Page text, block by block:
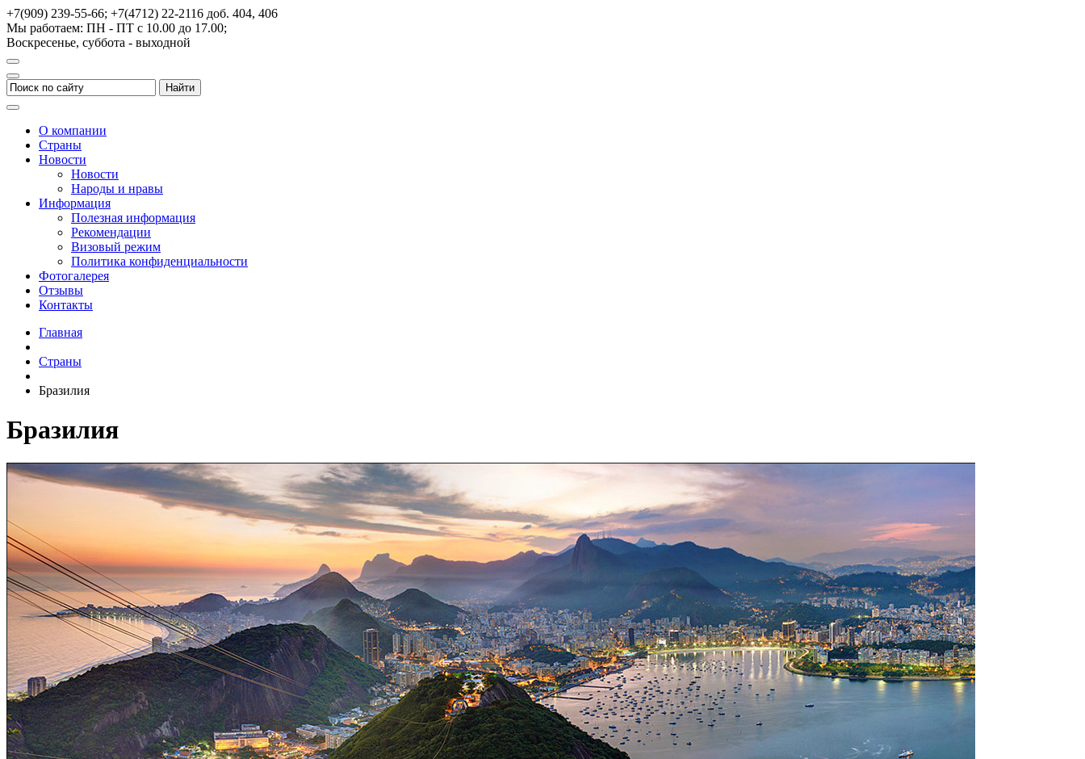
+7(909) 239-55-66; +7(4712) 22-2116 доб. 404, 406
Мы работаем: ПН - ПТ с 10.00 до 17.00;
Воскресенье, суббота - выходной
О компании
Страны
Новости
Новости
Народы и нравы
Информация
Полезная информация
Рекомендации
Визовый режим
Политика конфиденциальности
Фотогалерея
Отзывы
Контакты
Главная
Страны
Бразилия
Бразилия